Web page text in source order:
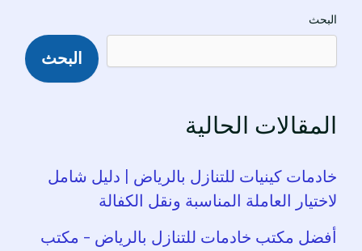
البحث
البحث
المقالات الحالية
خادمات كينيات للتنازل بالرياض | دليل شامل
لاختيار العاملة المناسبة ونقل الكفالة
أفضل مكتب خادمات للتنازل بالرياض – مكتب